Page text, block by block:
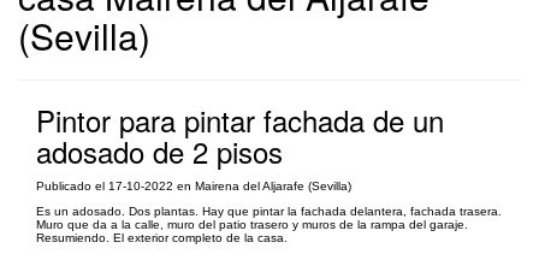
(Sevilla)
Pintor para pintar fachada de un
adosado de 2 pisos
Publicado el 17-10-2022 en Mairena del Aljarafe (Sevilla)
Es un adosado. Dos plantas. Hay que pintar la fachada delantera, fachada trasera.
Muro que da a la calle, muro del patio trasero y muros de la rampa del garaje.
Resumiendo. El exterior completo de la casa.